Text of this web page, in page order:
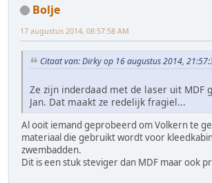
Bolje
17 augustus 2014, 08:57:58 AM
Citaat van: Dirky op 16 augustus 2014,
Ze zijn inderdaad met de laser uit MDF
Jan. Dat maakt ze redelijk fragiel...
Al ooit iemand geprobeerd om Volkern te
materiaal die gebruikt wordt voor
zwembadden.
Dit is een stuk steviger dan MDF maar ook